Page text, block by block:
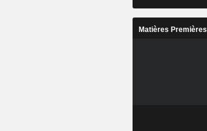
Matières Premières